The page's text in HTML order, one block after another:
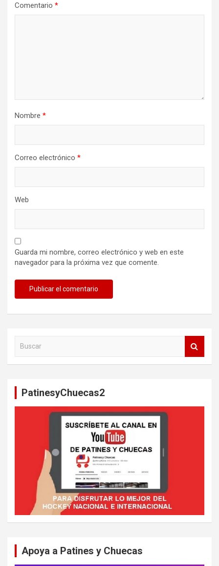
Comentario *
Nombre *
Correo electrónico *
Web
Guarda mi nombre, correo electrónico y web en este
navegador para la próxima vez que comente.
PatinesyChuecas2
Apoya a Patines y Chuecas